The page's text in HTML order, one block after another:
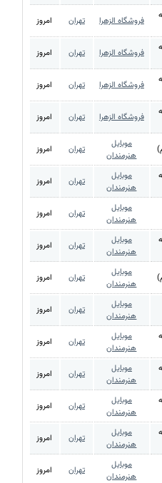
فروشگاه الزهرا تهران امروز
فروشگاه الزهرا تهران امروز
فروشگاه الزهرا تهران امروز
فروشگاه الزهرا تهران امروز
موبایل
هنرمندان
تهران امروز
موبایل
هنرمندان
تهران امروز
موبایل
هنرمندان
تهران امروز
موبایل
هنرمندان
تهران امروز
موبایل
هنرمندان
تهران امروز
موبایل
هنرمندان
تهران امروز
موبایل
هنرمندان
تهران امروز
موبایل
هنرمندان
تهران امروز
موبایل
هنرمندان
تهران امروز
موبایل
هنرمندان
تهران امروز
موبایل
هنرمندان
تهران امروز